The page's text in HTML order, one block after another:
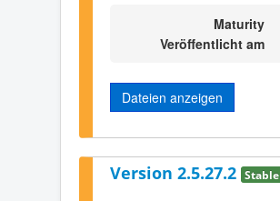
Maturity
Veröffentlicht am
Dateien anzeigen
Version 2.5.27.2 Stable